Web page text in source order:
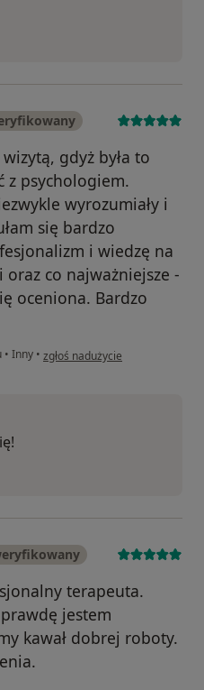
gdyż była to
z psychologiem.
wyrozumiały i
się bardzo
i wiedzę na
co najważniejsze -
oceniona. Bardzo
• Inny • w opinii użytkownika PK
zgłoś nadużycie
terapeuta.
jestem
kawał dobrej roboty.